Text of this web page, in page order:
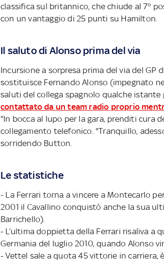
classifica sul britannico, che chiude al 7°
con un vantaggio di 25 punti su Hamilton.
Il saluto di Alonso prima del via
Incursione a sorpresa prima del via del GP
sostituisce Fernando Alonso (impegnato
saluti del collega spagnolo qualche istante
contattato da un team radio proprio
"In bocca al lupo per la gara, prenditi cura
collegamento telefonico. "Tranquillo,
sorridendo Button.
Le statistiche
- La Ferrari torna a vincere a Montecarlo
2001 il Cavallino conquistò anche la sua
Barrichello).
- L’ultima doppietta della Ferrari risaliva a
Germania del luglio 2010, quando Alonso
- Vettel sale a quota 45 vittorie in carriera,